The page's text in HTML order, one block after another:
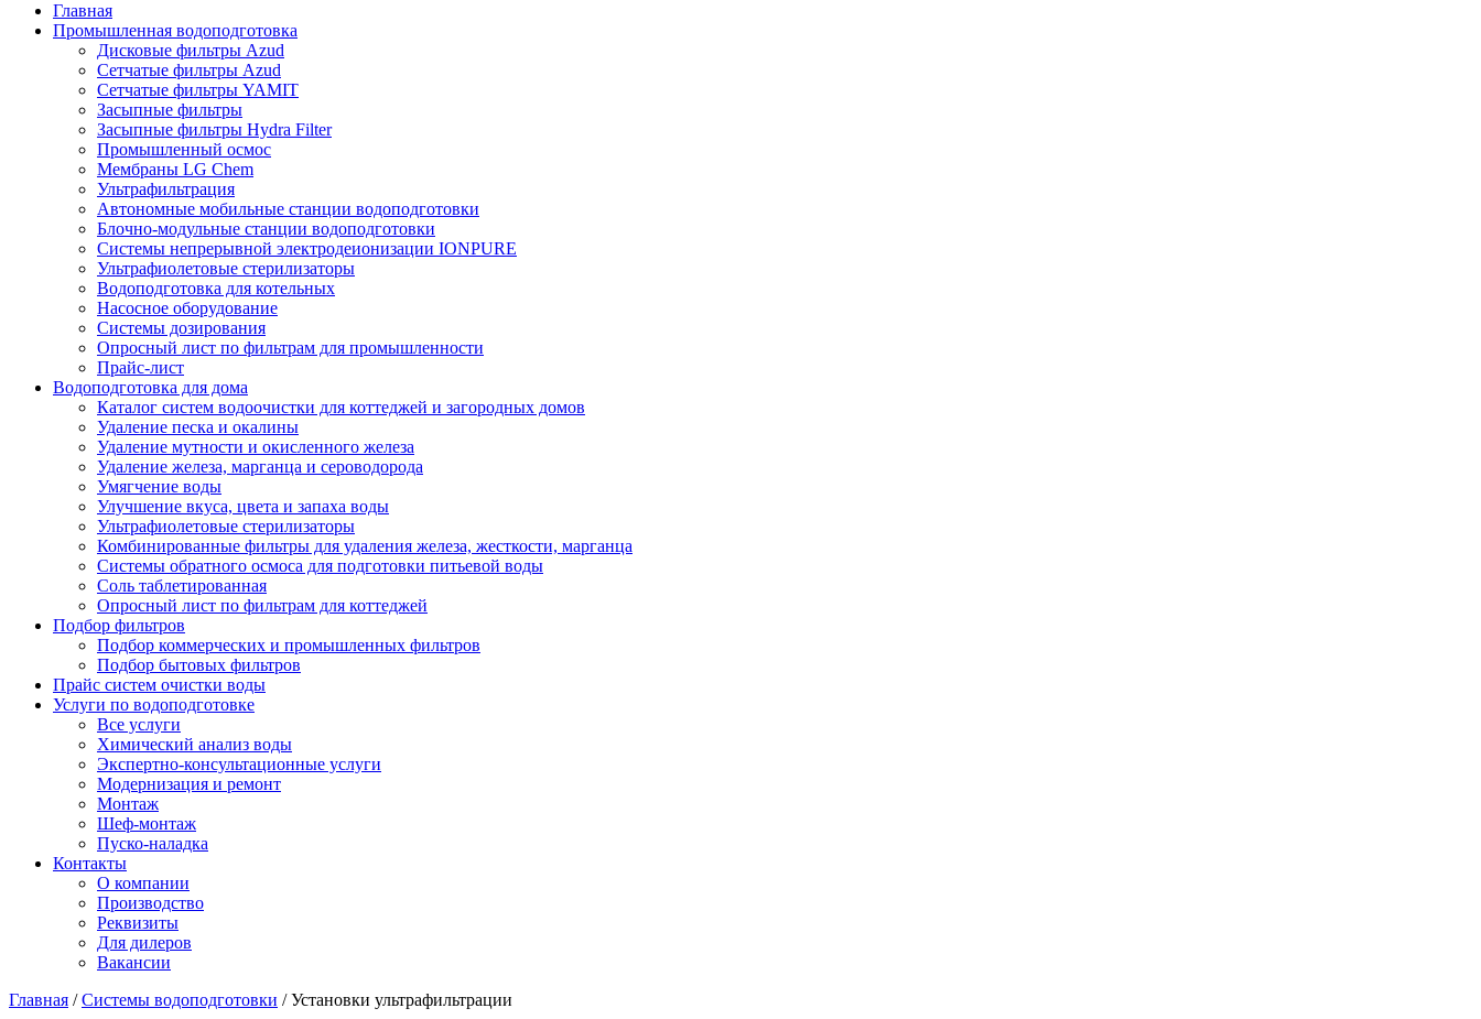
Главная
Промышленная водоподготовка
Дисковые фильтры Azud
Сетчатые фильтры Azud
Сетчатые фильтры YAMIT
Засыпные фильтры
Засыпные фильтры Hydra Filter
Промышленный осмос
Мембраны LG Chem
Ультрафильтрация
Автономные мобильные станции водоподготовки
Блочно-модульные станции водоподготовки
Системы непрерывной электродеионизации IONPURE
Ультрафиолетовые стерилизаторы
Водоподготовка для котельных
Насосное оборудование
Системы дозирования
Опросный лист по фильтрам для промышленности
Прайс-лист
Водоподготовка для дома
Каталог систем водоочистки для коттеджей и загородных домов
Удаление песка и окалины
Удаление мутности и окисленного железа
Удаление железа, марганца и сероводорода
Умягчение воды
Улучшение вкуса, цвета и запаха воды
Ультрафиолетовые стерилизаторы
Комбинированные фильтры для удаления железа, жесткости, марганца
Системы обратного осмоса для подготовки питьевой воды
Соль таблетированная
Опросный лист по фильтрам для коттеджей
Подбор фильтров
Подбор коммерческих и промышленных фильтров
Подбор бытовых фильтров
Прайс систем очистки воды
Услуги по водоподготовке
Все услуги
Химический анализ воды
Экспертно-консультационные услуги
Модернизация и ремонт
Монтаж
Шеф-монтаж
Пуско-наладка
Контакты
О компании
Производство
Реквизиты
Для дилеров
Вакансии
Главная /Системы водоподготовки /Установки ультрафильтрации